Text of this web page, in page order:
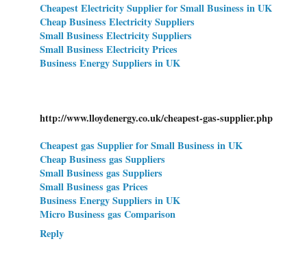
Cheapest Electricity Supplier for Small Business in UK
Cheap Business Electricity Suppliers
Small Business Electricity Suppliers
Small Business Electricity Prices
Business Energy Suppliers in UK
http://www.lloydenergy.co.uk/cheapest-gas-supplier.php
Cheapest gas Supplier for Small Business in UK
Cheap Business gas Suppliers
Small Business gas Suppliers
Small Business gas Prices
Business Energy Suppliers in UK
Micro Business gas Comparison
Reply